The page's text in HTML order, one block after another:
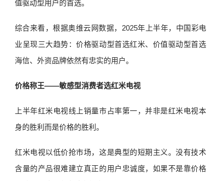
值驱动型用户的首选。
综合来看，根据奥维云网数据，2025年上半年，中国彩电
业呈现三大趋势：价格驱动型首选红米、价值驱动型首选
海信、外资品牌依然有忠实的用户。
价格称王——敏感型消费者选红米电视
上半年红米电视线上销量市占率第一，并非是红米电视本
身的胜利而是价格的胜利。
红米电视以低价抢市场，这是典型的短期主义。没有技术
含量的产品很难建立真正的用户忠诚度，如果不是靠价格